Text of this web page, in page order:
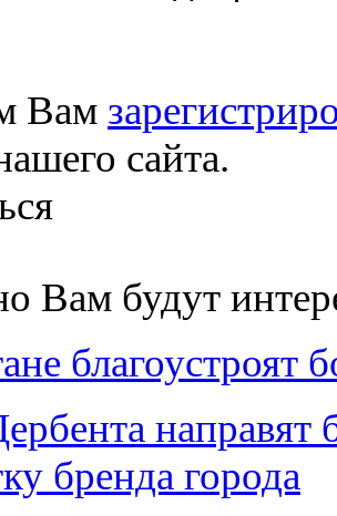
Вам
сайта.
Вам будут
благоустроят
направят
бренда города